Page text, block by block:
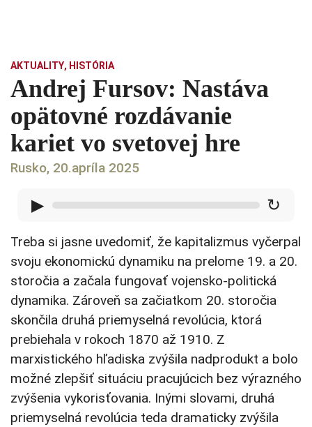
AKTUALITY, HISTÓRIA
Andrej Fursov: Nastáva
opätovné rozdávanie
kariet vo svetovej hre
Rusko, 20.apríla 2025
▶ ↻
Treba si jasne uvedomiť, že kapitalizmus vyčerpal
svoju ekonomickú dynamiku na prelome 19. a 20.
storočia a začala fungovať vojensko-politická
dynamika. Zároveň sa začiatkom 20. storočia
skončila druhá priemyselná revolúcia, ktorá
prebiehala v rokoch 1870 až 1910. Z
marxistického hľadiska zvýšila nadprodukt a bolo
možné zlepšiť situáciu pracujúcich bez výrazného
zvýšenia vykorisťovania. Inými slovami, druhá
priemyselná revolúcia teda dramaticky zvýšila